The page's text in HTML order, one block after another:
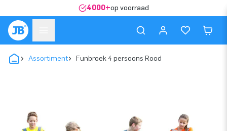
4000+op voorraad
Assortiment Funbroek 4 persoons Rood